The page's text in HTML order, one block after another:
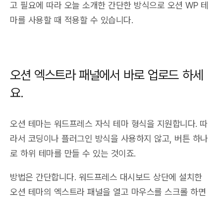
고 필요에 따라 오늘 소개한 간단한 방식으로 오션 WP 테
마를 사용할 때 적용할 수 있습니다.
오션 엑스트라 패널에서 바로 업로드 하세
요.
오션 테마는 워드프레스 자식 테마 형식을 지원합니다. 따
라서 코딩이나 플러그인 방식을 사용하지 않고, 버튼 하나
로 하위 테마를 만들 수 있는 것이죠.
방법은 간단합니다. 워드프레스 대시보드 상단에 설치한
오션 테마의 엑스트라 패널을 열고 마우스를 스크롤 하면